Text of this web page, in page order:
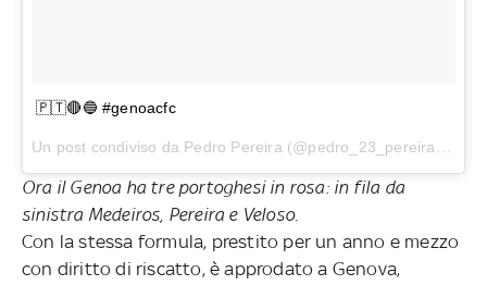
🇵🇹🔴🔵 #genoacfc
Un post condiviso da Pedro Pereira (@pedro_23_pereira) in data:
Ora il Genoa ha tre portoghesi in rosa: in fila da
sinistra Medeiros, Pereira e Veloso.
Con la stessa formula, prestito per un anno e mezzo
con diritto di riscatto, è approdato a Genova,